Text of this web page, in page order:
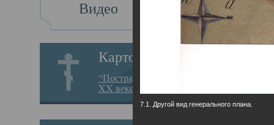
Видео
Картотека
“Пострадавшие за веру в
XX веке на Севере”
7.1. Другой вид генерального плана.